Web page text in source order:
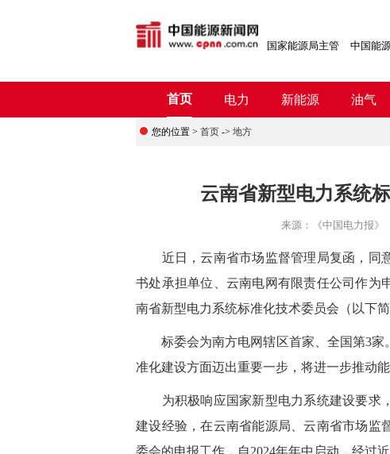
国家能源局主管 中国能
首页 电力 新能源 油气
您的位置 > 首页 -> 地方
云南省新型电力系统
来源： 《中国电力报》
近日，云南省市场监督管理局复函，同
书处承担单位、云南电网有限责任公司作为
南省新型电力系统标准化技术委员会（以下简
标委会为南方电网辖区首家、全国第3家
准化建设方面迈出重要一步，将进一步推动
为积极响应国家新型电力系统建设要求
建设经验，在云南省能源局、云南省市场监
委会的申报工作，自2024年年中启动，经过